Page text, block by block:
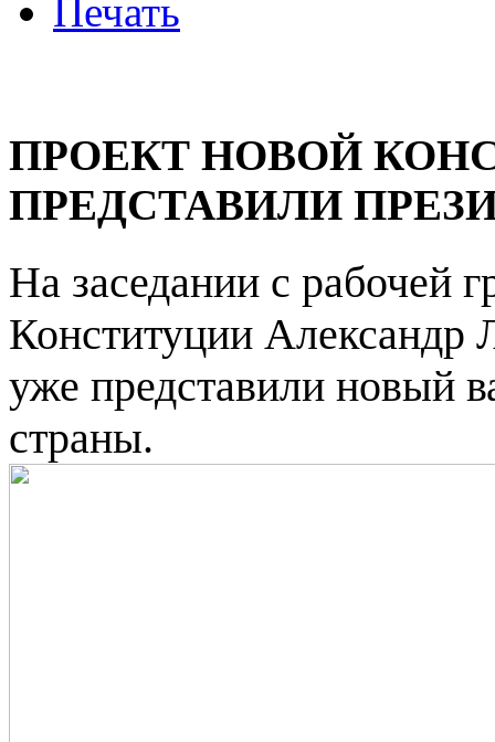
ПРОЕКТ НОВОЙ
ПРЕДСТАВИЛИ
На заседании с рабочей
Конституции Александр
уже представили новый
страны.